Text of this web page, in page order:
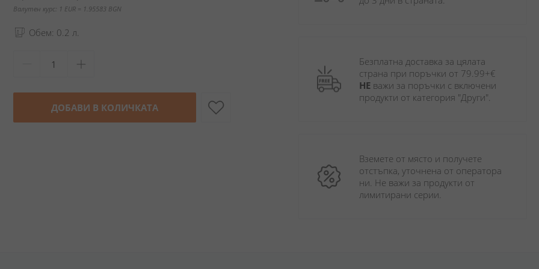
Валутен курс: 1 EUR = 1.95583 BGN
Обем: 0.2 л.
ДОБАВИ В КОЛИЧКАТА
Безплатна доставка за цялата
НЕ важи за поръчки с включени
продукти от категория "Други".
Вземете от място и получете
отстъпка, уточнена от оператора
ни. Не важи за продукти от
лимитирани серии.